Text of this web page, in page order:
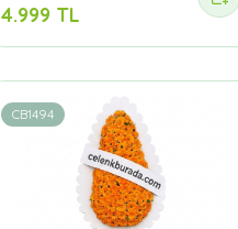
4.999 TL
CB1494